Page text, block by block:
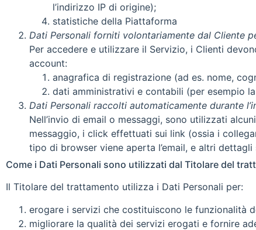
l’indirizzo IP di origine);
statistiche della Piattaforma
Dati Personali forniti volontariamente dal Cliente
Per accedere e utilizzare il Servizio, i Clienti
account:
anagrafica di registrazione (ad es. nome,
dati amministrativi e contabili (per esempio
Dati Personali raccolti automaticamente durante
Nell’invio di email o messaggi, sono utilizzati
messaggio, i click effettuati sui link (ossia i
tipo di browser viene aperta l’email, e altri dettagli
Come i Dati Personali sono utilizzati dal Titolare del
Il Titolare del trattamento utilizza i Dati Personali per:
erogare i servizi che costituiscono le funzionalità
migliorare la qualità dei servizi erogati e fornire